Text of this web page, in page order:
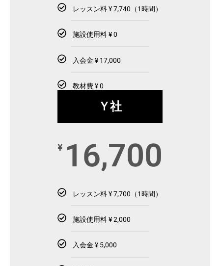
レッスン料 ¥ 7,740（1時間）
施設使用料 ¥ 0
入会金 ¥ 17,000
教材費 ¥ 0
Ｙ社
¥ 16,700
レッスン料 ¥ 7,700（1時間）
施設使用料 ¥ 2,000
入会金 ¥ 5,000